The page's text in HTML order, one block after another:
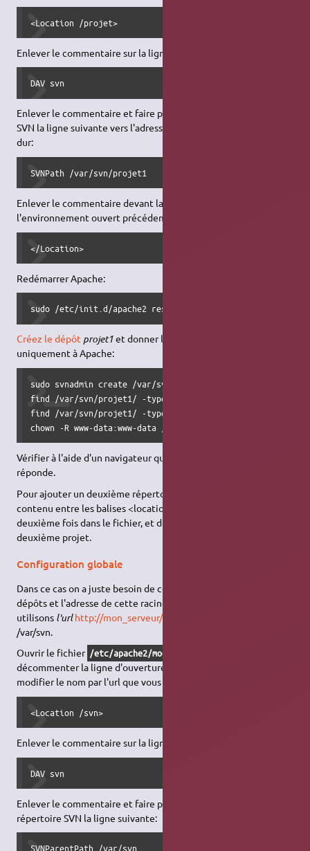
<Location /projet>
Enlever le commentaire sur la ligne pour activer le module:
DAV svn
Enlever le commentaire et faire pointer vers votre répertoire
SVN la ligne suivante vers l'adresse du dépôt sur votre disque
dur:
SVNPath /var/svn/projet1
Enlever le commentaire devant la ligne de fermeture de
l'environnement ouvert précédemment:
</Location>
Redémarrer Apache:
sudo /etc/init.d/apache2 restart
Créez le dépôt projet1et donner les droits d'accès au dépôt
uniquement à Apache:
sudo svnadmin create /var/svn/projet1
find /var/svn/projet1/ -type f -exec chmod 640 {} \;
find /var/svn/projet1/ -type d -exec chmod 770 {} \;
chown -R www-data:www-data /var/svn/projet1
Vérifier à l'aide d'un navigateur que
réponde.
Pour ajouter un deuxième répertoire, il faut recopier le
contenu entre les balises <location> et </location> une
deuxième fois dans le fichier, et donner une url différente au
deuxième projet.
Configuration globale
Dans ce cas on a juste besoin de connaître l'url de la racine des
dépôts et l'adresse de cette racine sur le disque dur. Ici nous
utilisons l'url http://mon_serveur/svn
/var/svn.
Ouvrir le fichier /etc/apache2/mods-enabled/dav_svn.conf
décommenter la ligne d'ouverture de l'environnement, et
modifier le nom par l'url que vous voulez utiliser:
<Location /svn>
Enlever le commentaire sur la ligne pour activer le module:
DAV svn
Enlever le commentaire et faire pointer vers la racine de votre
répertoire SVN la ligne suivante:
SVNParentPath /var/svn